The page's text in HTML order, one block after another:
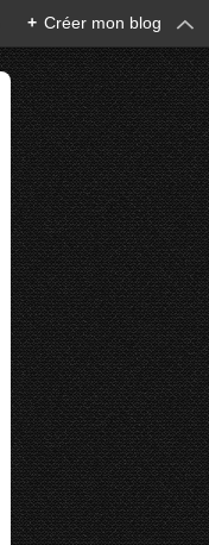
+ Créer mon blog